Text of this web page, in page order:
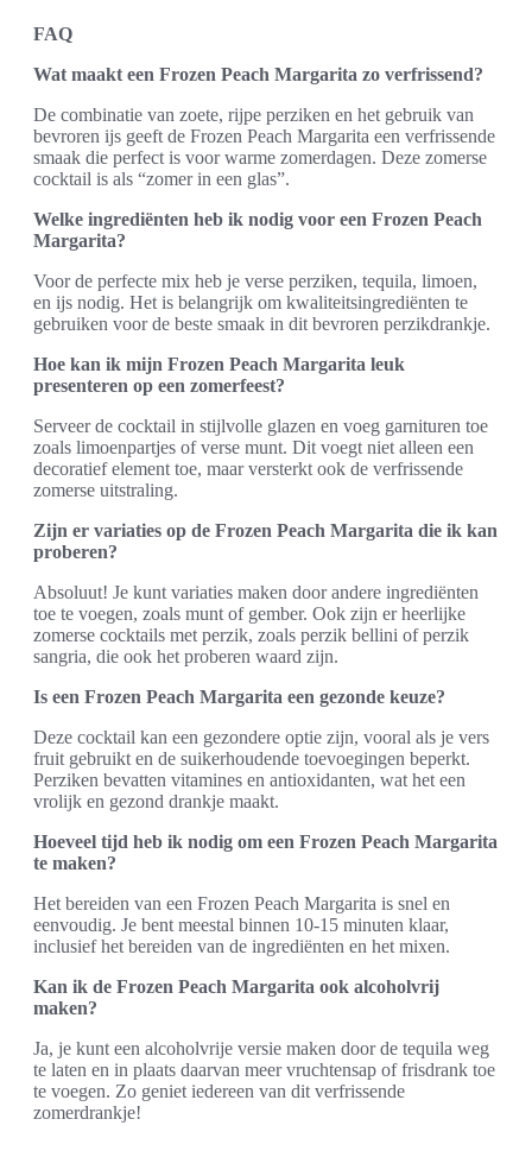
FAQ
Wat maakt een Frozen Peach Margarita zo verfrissend?
De combinatie van zoete, rijpe perziken en het gebruik van
bevroren ijs geeft de Frozen Peach Margarita een verfrissende
smaak die perfect is voor warme zomerdagen. Deze zomerse
cocktail is als “zomer in een glas”.
Welke ingrediënten heb ik nodig voor een Frozen Peach
Margarita?
Voor de perfecte mix heb je verse perziken, tequila, limoen,
en ijs nodig. Het is belangrijk om kwaliteitsingrediënten te
gebruiken voor de beste smaak in dit bevroren perzikdrankje.
Hoe kan ik mijn Frozen Peach Margarita leuk
presenteren op een zomerfeest?
Serveer de cocktail in stijlvolle glazen en voeg garnituren toe
zoals limoenpartjes of verse munt. Dit voegt niet alleen een
decoratief element toe, maar versterkt ook de verfrissende
zomerse uitstraling.
Zijn er variaties op de Frozen Peach Margarita die ik kan
proberen?
Absoluut! Je kunt variaties maken door andere ingrediënten
toe te voegen, zoals munt of gember. Ook zijn er heerlijke
zomerse cocktails met perzik, zoals perzik bellini of perzik
sangria, die ook het proberen waard zijn.
Is een Frozen Peach Margarita een gezonde keuze?
Deze cocktail kan een gezondere optie zijn, vooral als je vers
fruit gebruikt en de suikerhoudende toevoegingen beperkt.
Perziken bevatten vitamines en antioxidanten, wat het een
vrolijk en gezond drankje maakt.
Hoeveel tijd heb ik nodig om een Frozen Peach Margarita
te maken?
Het bereiden van een Frozen Peach Margarita is snel en
eenvoudig. Je bent meestal binnen 10-15 minuten klaar,
inclusief het bereiden van de ingrediënten en het mixen.
Kan ik de Frozen Peach Margarita ook alcoholvrij
maken?
Ja, je kunt een alcoholvrije versie maken door de tequila weg
te laten en in plaats daarvan meer vruchtensap of frisdrank toe
te voegen. Zo geniet iedereen van dit verfrissende
zomerdrankje!